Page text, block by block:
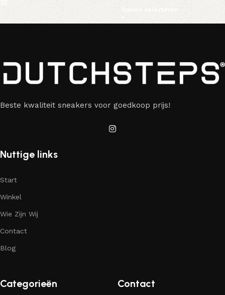
Opties selecteren
Beste kwaliteit sneakers voor goedkoop prijs!
Nuttige links
Start
Winkel
Wie Zijn Wij
Contact
Blog
Categorieën Contact